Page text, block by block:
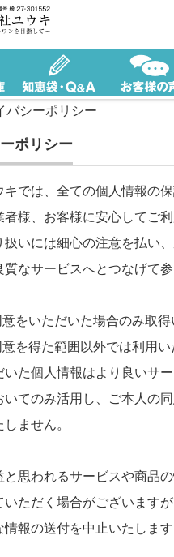
バシーポリシー
ポリシー
キでは、全ての個人情報の
者様、お客様に安心してご
扱いには細心の注意を払い、
なサービスへとつなげて参
をいただいた場合のみ取得
を得た範囲以外では利用い
いた個人情報はより良いサ
いてのみ活用し、ご本人の
ません。
と思われるサービスや商品
いただく場合がございます
報の送付を中止いたします